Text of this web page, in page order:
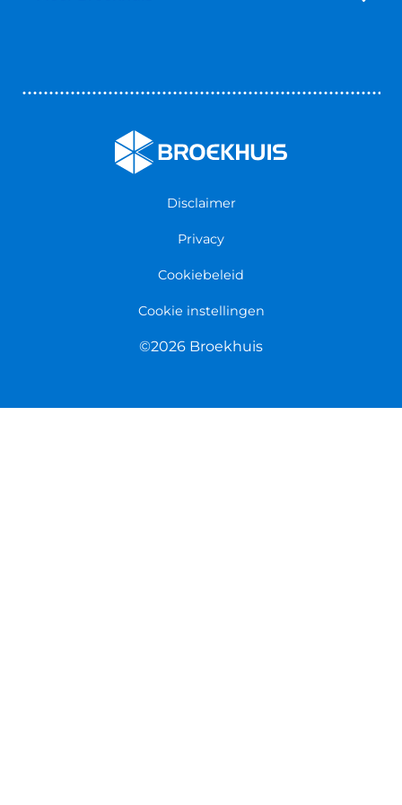
Nieuws & Blogs
Algemene voorwaarden
Disclaimer
Privacy
Cookiebeleid
Cookie instellingen
©2026 Broekhuis